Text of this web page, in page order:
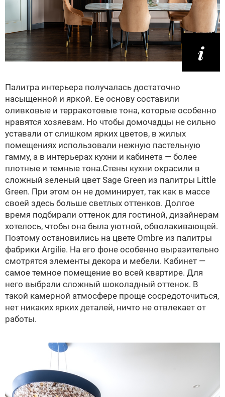
Палитра интерьера получалась достаточно
насыщенной и яркой. Ее основу составили
оливковые и терракотовые тона, которые особенно
нравятся хозяевам. Но чтобы домочадцы не сильно
уставали от слишком ярких цветов, в жилых
помещениях использовали нежную пастельную
гамму, а в интерьерах кухни и кабинета — более
плотные и темные тона.Стены кухни окрасили в
сложный зеленый цвет Sage Green из палитры Little
Green. При этом он не доминирует, так как в массе
своей здесь больше светлых оттенков. Долгое
время подбирали оттенок для гостиной, дизайнерам
хотелось, чтобы она была уютной, обволакивающей.
Поэтому остановились на цвете Ombre из палитры
фабрики Argilie. На его фоне особенно выразительно
смотрятся элементы декора и мебели. Кабинет —
самое темное помещение во всей квартире. Для
него выбрали сложный шоколадный оттенок. В
такой камерной атмосфере проще сосредоточиться,
нет никаких ярких деталей, ничто не отвлекает от
работы.